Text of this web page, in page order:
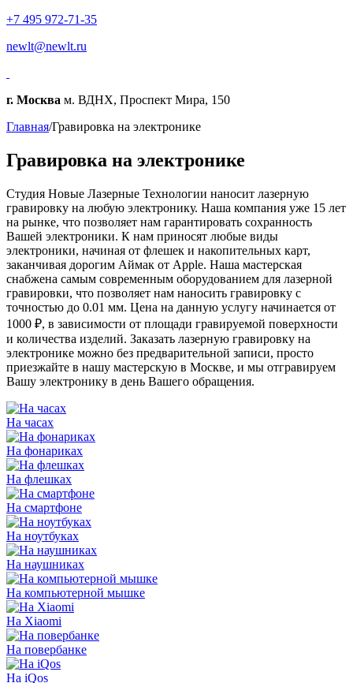
+7 495 972-71-35
newlt@newlt.ru
г. Москва м. ВДНХ, Проспект Мира, 150
Главная/Гравировка на электронике
Гравировка на электронике
Студия Новые Лазерные Технологии наносит лазерную
гравировку на любую электронику. Наша компания уже 15 лет
на рынке, что позволяет нам гарантировать сохранность
Вашей электроники. К нам приносят любые виды
электроники, начиная от флешек и накопительных карт,
заканчивая дорогим Аймак от Apple. Наша мастерская
снабжена самым современным оборудованием для лазерной
гравировки, что позволяет нам наносить гравировку с
точностью до 0.01 мм. Цена на данную услугу начинается от
1000 ₽, в зависимости от площади гравируемой поверхности
и количества изделий. Заказать лазерную гравировку на
электронике можно без предварительной записи, просто
приезжайте в нашу мастерскую в Москве, и мы отгравируем
Вашу электронику в день Вашего обращения.
На часах
На фонариках
На флешках
На смартфоне
На ноутбуках
На наушниках
На компьютерной мышке
На Xiaomi
На повербанке
На iQos